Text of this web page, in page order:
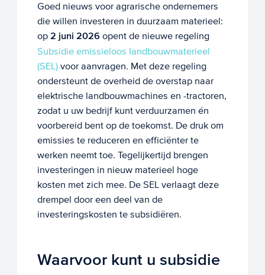
Goed nieuws voor agrarische ondernemers
die willen investeren in duurzaam materieel:
op 2 juni 2026opent de nieuwe regeling
Subsidie emissieloos landbouwmaterieel
(SEL)voor aanvragen. Met deze regeling
ondersteunt de overheid de overstap naar
elektrische landbouwmachines en -tractoren,
zodat u uw bedrijf kunt verduurzamen én
voorbereid bent op de toekomst. De druk om
emissies te reduceren en efficiënter te
werken neemt toe. Tegelijkertijd brengen
investeringen in nieuw materieel hoge
kosten met zich mee. De SEL verlaagt deze
drempel door een deel van de
investeringskosten te subsidiëren.
Waarvoor kunt u subsidie